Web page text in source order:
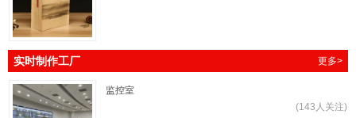
更多>
实时制作工厂
监控室
(143人关注)